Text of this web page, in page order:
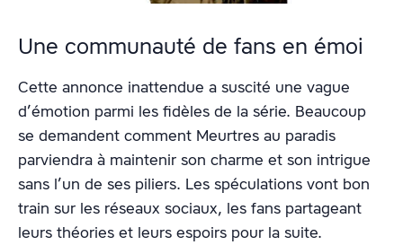
Une communauté de fans en émoi
Cette annonce inattendue a suscité une vague
d’émotion parmi les fidèles de la série. Beaucoup
se demandent comment Meurtres au paradis
parviendra à maintenir son charme et son intrigue
sans l’un de ses piliers. Les spéculations vont bon
train sur les réseaux sociaux, les fans partageant
leurs théories et leurs espoirs pour la suite.